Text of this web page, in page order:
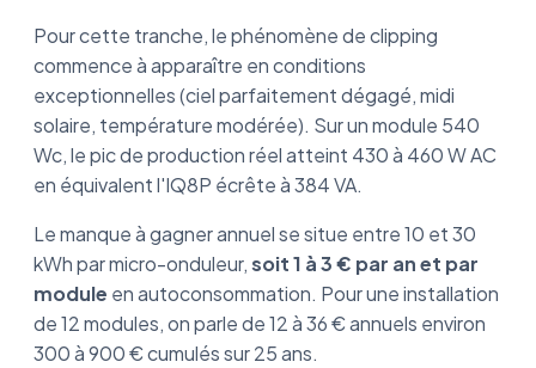
Pour cette tranche, le phénomène de clipping
commence à apparaître en conditions
exceptionnelles (ciel parfaitement dégagé, midi
solaire, température modérée). Sur un module 540
Wc, le pic de production réel atteint 430 à 460 W AC
en équivalent l'IQ8P écrête à 384 VA.
Le manque à gagner annuel se situe entre 10 et 30
kWh par micro-onduleur,soit 1 à 3 € par an et par
module en autoconsommation. Pour une installation
de 12 modules, on parle de 12 à 36 € annuels environ
300 à 900 € cumulés sur 25 ans.